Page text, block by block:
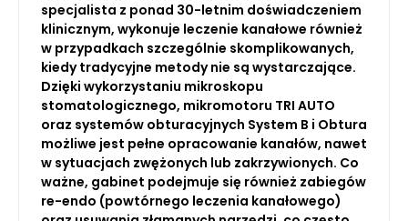
specjalista z ponad 30-letnim doświadczeniem
klinicznym, wykonuje leczenie kanałowe również
w przypadkach szczególnie skomplikowanych,
kiedy tradycyjne metody nie są wystarczające.
Dzięki wykorzystaniu mikroskopu
stomatologicznego, mikromotoru TRI AUTO
oraz systemów obturacyjnych System B i Obtura
możliwe jest pełne opracowanie kanałów, nawet
w sytuacjach zwężonych lub zakrzywionych. Co
ważne, gabinet podejmuje się również zabiegów
re-endo (powtórnego leczenia kanałowego)